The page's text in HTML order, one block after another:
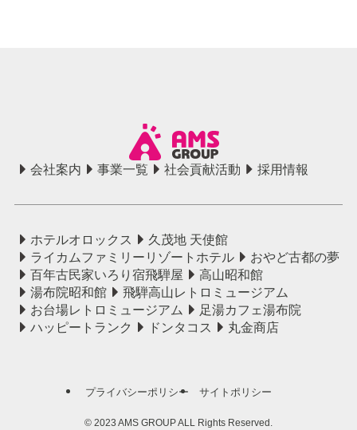
会社案内 事業一覧 社会貢献活動 採用情報
ホテルオロックス
久茂地 天使館
ライカムファミリーリゾートホテル
おやど古都の夢
百年古民家いろり宿飛騨屋
高山昭和館
湯布院昭和館
飛騨高山レトロミュージアム
お台場レトロミュージアム
足湯カフェ湯布院
ハッピートランク
ドンタコス 丸金商店
プライバシーポリシー サイトポリシー
© 2023 AMS GROUP ALL Rights Reserved.